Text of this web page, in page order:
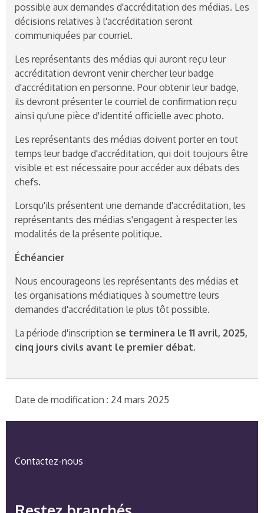
possible aux demandes d'accréditation des médias. Les
décisions relatives à l'accréditation seront
communiquées par courriel.
Les représentants des médias qui auront reçu leur
accréditation devront venir chercher leur badge
d'accréditation en personne. Pour obtenir leur badge,
ils devront présenter le courriel de confirmation reçu
ainsi qu'une pièce d'identité officielle avec photo.
Les représentants des médias doivent porter en tout
temps leur badge d'accréditation, qui doit toujours être
visible et est nécessaire pour accéder aux débats des
chefs.
Lorsqu'ils présentent une demande d'accréditation, les
représentants des médias s'engagent à respecter les
modalités de la présente politique.
Échéancier
Nous encourageons les représentants des médias et
les organisations médiatiques à soumettre leurs
demandes d'accréditation le plus tôt possible.
La période d'inscription se terminera le 11 avril, 2025,
cinq jours civils avant le premier débat.
Date de modification : 24 mars 2025
Contactez-nous